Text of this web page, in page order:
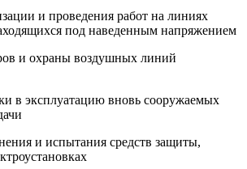
и проведения работ на линиях
под наведенным напряжением
и охраны воздушных линий
в эксплуатацию вновь сооружаемых
и испытания средств защиты,